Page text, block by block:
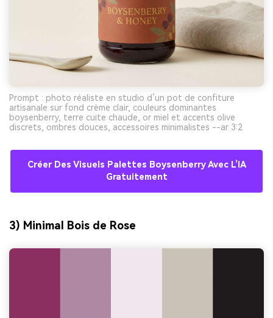
Prompt : photo réaliste en studio d’un pot de confiture
artisanale sur fond crème clair, couleurs dominantes
boysenberry, terre cuite chaude, or miel et accents olive
discrets, ombres douces, accessoires minimalistes --ar 3:2
Créer Des Visuels Palettes Boysenberry Avec L’IA
Gratuitement
3) Minimal Bois de Rose